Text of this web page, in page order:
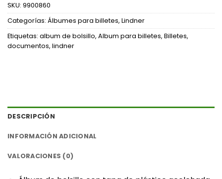
SKU: 9900860
Categorías: Álbumes para billetes, Lindner
Etiquetas: album de bolsillo, Album para billetes, Billetes,
documentos, lindner
DESCRIPCIÓN
INFORMACIÓN ADICIONAL
VALORACIONES (0)